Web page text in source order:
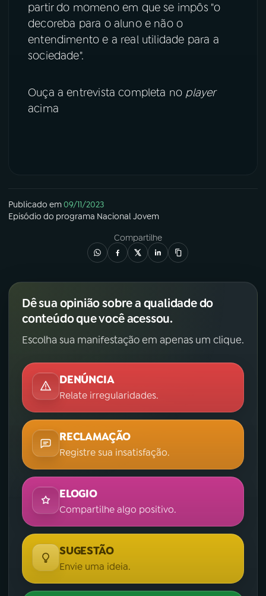
TikTok
partir do momeno em que se impôs "o
decoreba para o aluno e não o
entendimento e a real utilidade para a
sociedade".
Ouça a entrevista completa no player
acima
Publicado em09/11/2023
Episódio do programa Nacional Jovem
Compartilhe
Dê sua opinião sobre a qualidade do
conteúdo que você acessou.
Escolha sua manifestação em apenas um clique.
DENÚNCIA
Relate irregularidades.
RECLAMAÇÃO
Registre sua insatisfação.
ELOGIO
Compartilhe algo positivo.
SUGESTÃO
Envie uma ideia.